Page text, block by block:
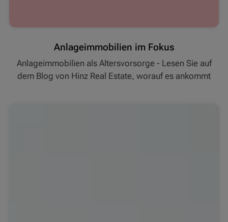
Anlageimmobilien im Fokus
Anlageimmobilien als Altersvorsorge - Lesen Sie auf
dem Blog von Hinz Real Estate, worauf es ankommt